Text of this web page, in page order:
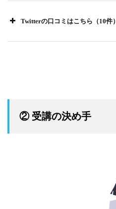
Twitterの口コミはこちら（10件）
② 受講の決め手